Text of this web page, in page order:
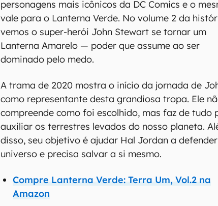
personagens mais icônicos da DC Comics e o
vale para o Lanterna Verde. No volume 2 da
vemos o super-herói John Stewart se tornar um
Lanterna Amarelo — poder que assume ao ser
dominado pelo medo.
A trama de 2020 mostra o início da jornada de
como representante desta grandiosa tropa. Ele
compreende como foi escolhido, mas faz de tudo
auxiliar os terrestres levados do nosso planeta.
disso, seu objetivo é ajudar Hal Jordan a
universo e precisa salvar a si mesmo.
Compre Lanterna Verde: Terra Um, Vol.2 na
Amazon